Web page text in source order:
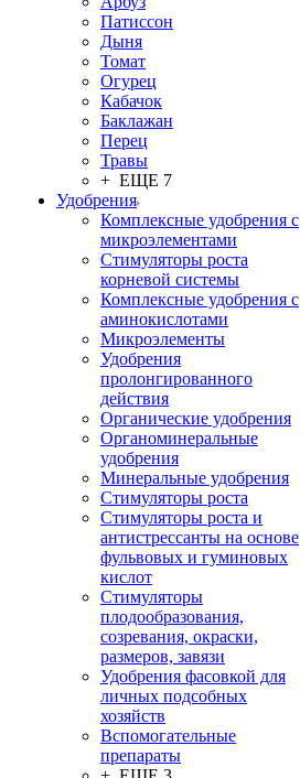
Патиссон
Дыня
Томат
Огурец
Кабачок
Баклажан
Перец
Травы
+ ЕЩЕ 7
Удобрения
Комплексные удобрения с
микроэлементами
Стимуляторы роста
корневой системы
Комплексные удобрения с
аминокислотами
Микроэлементы
Удобрения
пролонгированного
действия
Органические удобрения
Органоминеральные
удобрения
Минеральные удобрения
Стимуляторы роста
Стимуляторы роста и
антистрессанты на основе
фульвовых и гуминовых
кислот
Стимуляторы
плодообразования,
созревания, окраски,
размеров, завязи
Удобрения фасовкой для
личных подсобных
хозяйств
Вспомогательные
препараты